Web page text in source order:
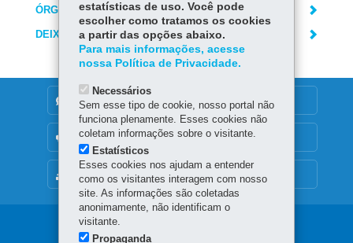
ÓRGÃO RESPONSÁVEL
DEIXE SUA OPINIÃO
MAPA DO SITE
DENUNCIE CORRUPÇÃO
OUVIDORIA
Navegação
estatísticas de uso. Você pode
escolher como tratamos os cookies
a partir das opções abaixo.
Para mais informações, acesse
nossa Política de Privacidade.
Necessários
Sem esse tipo de cookie, nosso portal não
funciona plenamente. Esses cookies não
coletam informações sobre o visitante.
Estatísticos
Esses cookies nos ajudam a entender
como os visitantes interagem com nosso
site. As informações são coletadas
anonimamente, não identificam o
visitante.
Propaganda